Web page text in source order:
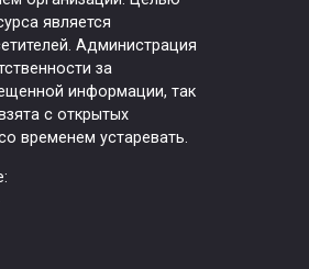
является
Администрация
за
информации, так
с открытых
временем устаревать.